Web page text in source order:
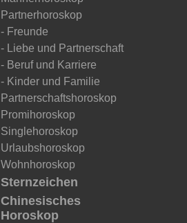
Partnerhoroskop
- Freunde
- Liebe und Partnerschaft
- Beruf und Karriere
- Kinder und Familie
Partnerschaftshoroskop
Promihoroskop
Singlehoroskop
Urlaubshoroskop
Wohnhoroskop
Sternzeichen
Chinesisches
Horoskop